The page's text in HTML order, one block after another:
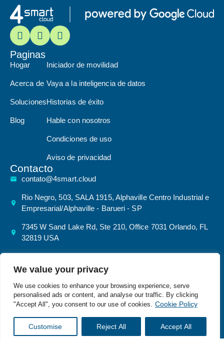
We value your privacy
We use cookies to enhance your browsing experience, serve
personalised ads or content, and analyse our traffic. By clicking
"Accept All", you consent to our use of cookies. Cookie Policy
Customise Reject All Accept All
Paginas
Hogar
Acerca de
Soluciones
Blog
Iniciador de movilidad
Vaya a la inteligencia de datos
Historias de éxito
Hable con nosotros
Condiciones de uso
Aviso de privacidad
Contacto
contato@4smart.cloud
Rio Negro, 503, SALA 1915, Alphaville Centro Industrial e
Empresarial/Alphaville - Barueri - SP
7345 W Sand Lake Rd, Ste 210, Office 7031 Orlando, FL
32819 USA
©20264 Smart Cloud – Todos
Direitos Reservados | | CNPJ:
52.687.503/0001-80
Política de privacidad